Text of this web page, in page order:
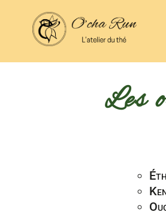
Les